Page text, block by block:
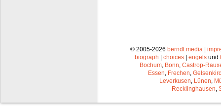
© 2005-2026 berndt media |
biograph | choices | engels und
Bochum Bonn Castrop-
Essen Frechen
Leverkusen Lünen
Recklinghausen